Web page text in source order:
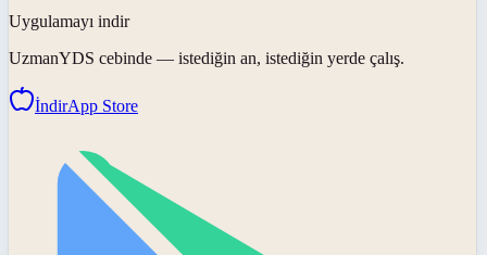
Uygulamayı indir
UzmanYDS cebinde — istediğin an, istediğin yerde çalış.
İndirApp Store